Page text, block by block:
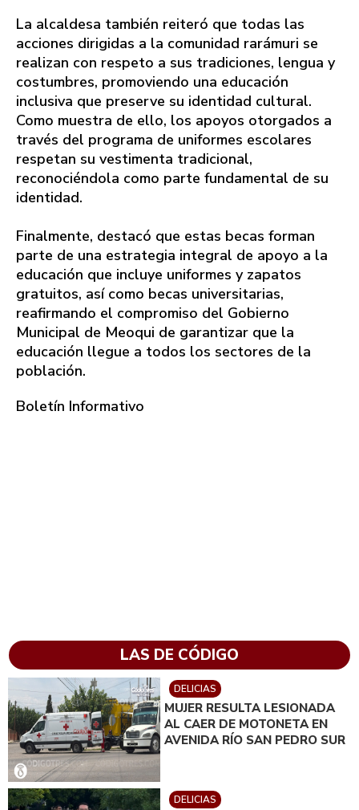
La alcaldesa también reiteró que todas las
acciones dirigidas a la comunidad rarámuri se
realizan con respeto a sus tradiciones, lengua y
costumbres, promoviendo una educación
inclusiva que preserve su identidad cultural.
Como muestra de ello, los apoyos otorgados a
través del programa de uniformes escolares
respetan su vestimenta tradicional,
reconociéndola como parte fundamental de su
identidad.
Finalmente, destacó que estas becas forman
parte de una estrategia integral de apoyo a la
educación que incluye uniformes y zapatos
gratuitos, así como becas universitarias,
reafirmando el compromiso del Gobierno
Municipal de Meoqui de garantizar que la
educación llegue a todos los sectores de la
población.
Boletín Informativo
LAS DE CÓDIGO
DELICIAS
MUJER RESULTA LESIONADA
AL CAER DE MOTONETA EN
AVENIDA RÍO SAN PEDRO SUR
DELICIAS